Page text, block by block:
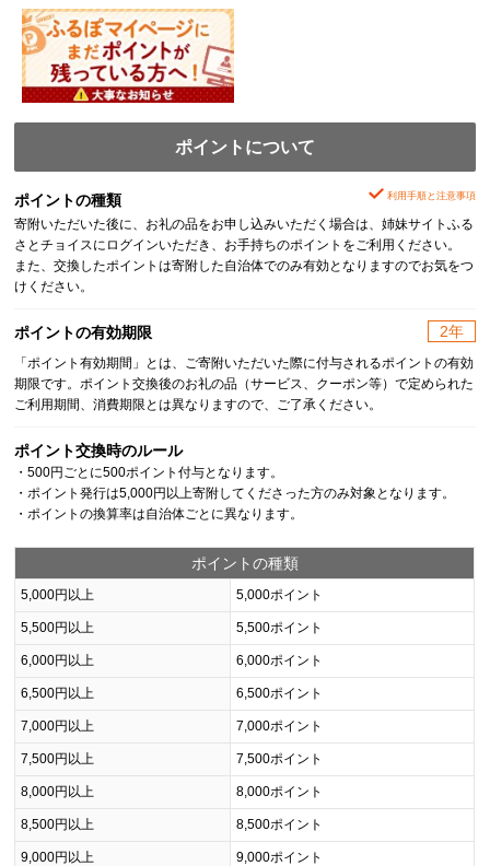
ポイントについて
ポイントの種類 利用手順と注意事項
寄附いただいた後に、お礼の品をお申し込みいただく場合は、姉妹サイトふる
さとチョイスにログインいただき、お手持ちのポイントをご利用ください。
また、交換したポイントは寄附した自治体でのみ有効となりますのでお気をつ
けください。
ポイントの有効期限 2年
「ポイント有効期間」とは、ご寄附いただいた際に付与されるポイントの有効
期限です。ポイント交換後のお礼の品（サービス、クーポン等）で定められた
ご利用期間、消費期限とは異なりますので、ご了承ください。
ポイント交換時のルール
・500円ごとに500ポイント付与となります。
・ポイント発行は5,000円以上寄附してくださった方のみ対象となります。
・ポイントの換算率は自治体ごとに異なります。
ポイントの種類
5,000円以上 5,000ポイント
5,500円以上 5,500ポイント
6,000円以上 6,000ポイント
6,500円以上 6,500ポイント
7,000円以上 7,000ポイント
7,500円以上 7,500ポイント
8,000円以上 8,000ポイント
8,500円以上 8,500ポイント
9,000円以上 9,000ポイント